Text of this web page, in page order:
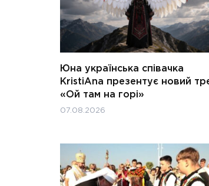
Юна українська співачка
KristiAna презентує новий
«Ой там на горі»
07.08.2026